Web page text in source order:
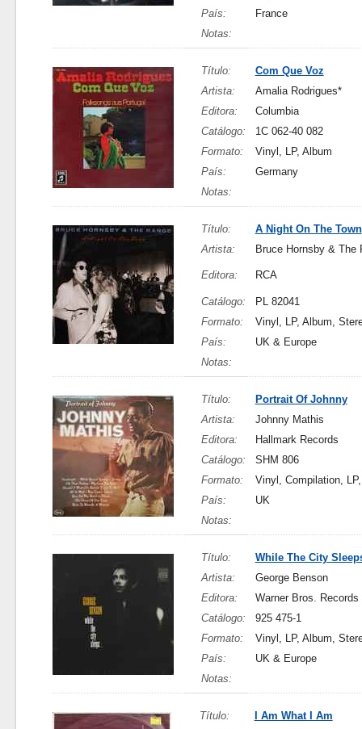
País:
France
Notas:
Título:
Com Que Voz
Artista:
Amalia Rodrigues*
Editora:
Columbia
Catálogo:
1C 062-40 082
Formato:
Vinyl, LP, Album
País:
Germany
Notas:
Título:
A Night On The Town
Artista:
Bruce Hornsby & The
Editora: RCA
Catálogo:
PL 82041
Formato:
Vinyl, LP, Album,
País:
UK & Europe
Notas:
Título:
Portrait Of Johnny
Artista:
Johnny Mathis
Editora:
Hallmark Records
Catálogo:
SHM 806
Formato:
Vinyl, Compilation,
País:
UK
Notas:
Título:
While The City
Artista:
George Benson
Editora:
Warner Bros. Records
Catálogo:
925 475-1
Formato:
Vinyl, LP, Album,
País:
UK & Europe
Notas:
Título:
I Am What I Am